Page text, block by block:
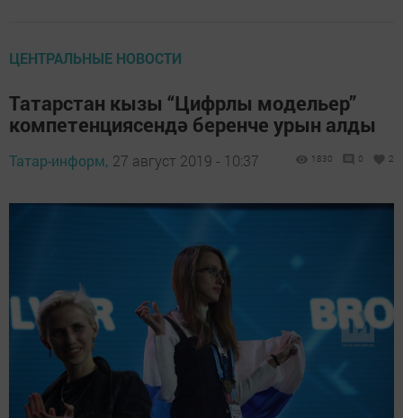
ЦЕНТРАЛЬНЫЕ НОВОСТИ
Татарстан кызы “Цифрлы модельер”
компетенциясендә беренче урын алды
Татар-информ, 27 август 2019 - 10:37 1830 0 2